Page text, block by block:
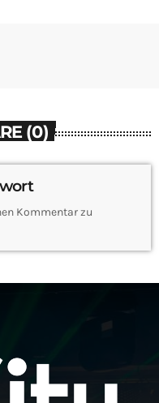
(0)
Kommentar zu